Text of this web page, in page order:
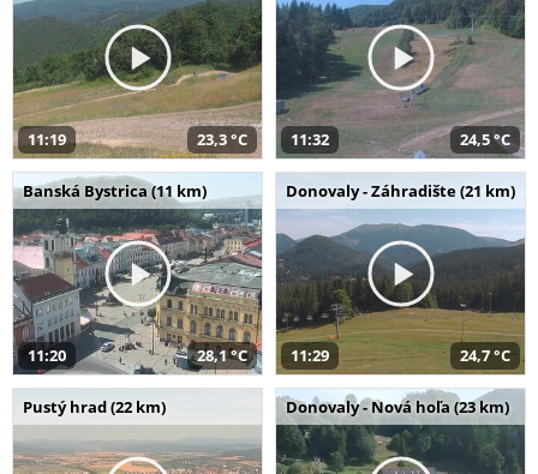
11:19 23,3 °C 11:32 24,5 °C
Banská Bystrica (11 km)
11:20 28,1 °C
Donovaly - Záhradište (21 km)
11:29 24,7 °C
Pustý hrad (22 km) Donovaly - Nová hoľa (23 km)